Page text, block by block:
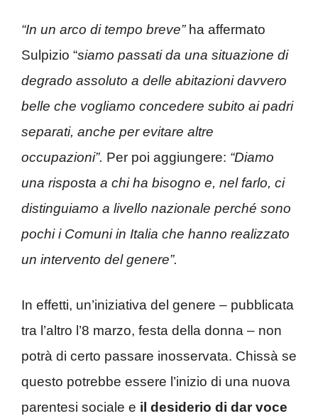
“In un arco di tempo breve” ha affermato
Sulpizio “siamo passati da una situazione di
degrado assoluto a delle abitazioni davvero
belle che vogliamo concedere subito ai padri
separati, anche per evitare altre
occupazioni”. Per poi aggiungere: “Diamo
una risposta a chi ha bisogno e, nel farlo, ci
distinguiamo a livello nazionale perché sono
pochi i Comuni in Italia che hanno realizzato
un intervento del genere”.
In effetti, un’iniziativa del genere – pubblicata
tra l’altro l’8 marzo, festa della donna – non
potrà di certo passare inosservata. Chissà se
questo potrebbe essere l’inizio di una nuova
parentesi sociale e il desiderio di dar voce